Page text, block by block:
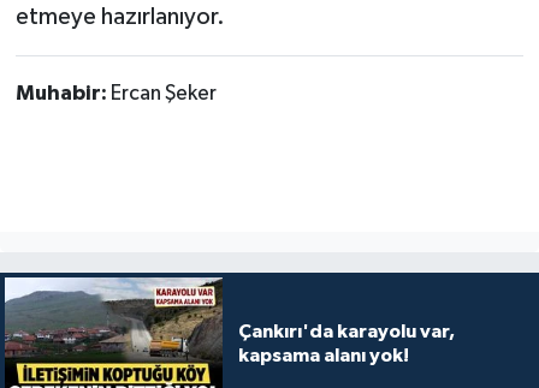
etmeye hazırlanıyor.
Muhabir: Ercan Şeker
Çankırı'da karayolu var,
kapsama alanı yok!